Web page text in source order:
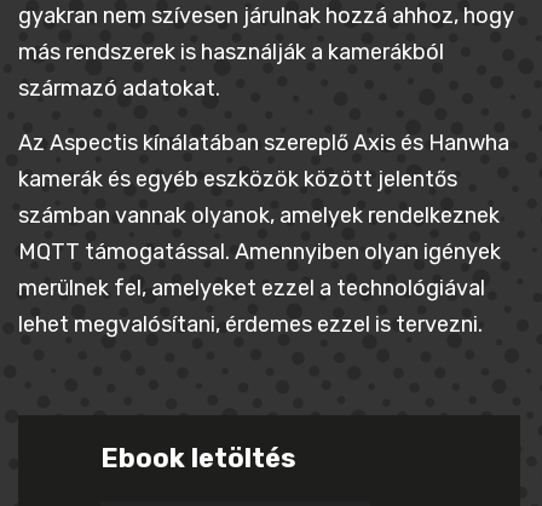
Ebook letöltés
gyakran nem szívesen járulnak hozzá ahhoz, hogy
más rendszerek is használják a kamerákból
származó adatokat.
Az Aspectis kínálatában szereplő Axis és Hanwha
kamerák és egyéb eszközök között jelentős
számban vannak olyanok, amelyek rendelkeznek
MQTT támogatással. Amennyiben olyan igények
merülnek fel, amelyeket ezzel a technológiával
lehet megvalósítani, érdemes ezzel is tervezni.